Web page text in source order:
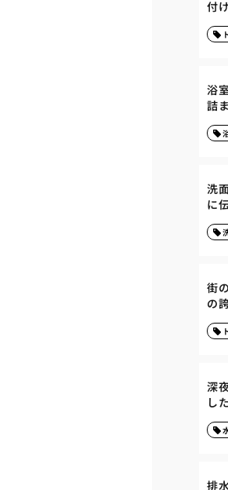
付
浴
詰
洗
に
街
の
深
し
排